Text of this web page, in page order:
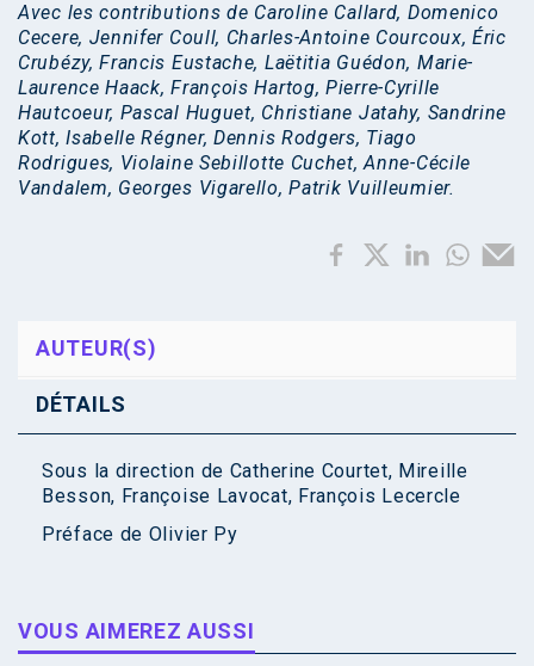
Avec les contributions de Caroline Callard, Domenico
Cecere, Jennifer Coull, Charles-Antoine Courcoux, Éric
Crubézy, Francis Eustache, Laëtitia Guédon, Marie-
Laurence Haack, François Hartog, Pierre-Cyrille
Hautcoeur, Pascal Huguet, Christiane Jatahy, Sandrine
Kott, Isabelle Régner, Dennis Rodgers, Tiago
Rodrigues, Violaine Sebillotte Cuchet, Anne-Cécile
Vandalem, Georges Vigarello, Patrik Vuilleumier.
AUTEUR(S)
DÉTAILS
Sous la direction de Catherine Courtet, Mireille
Besson, Françoise Lavocat, François Lecercle
Préface de Olivier Py
VOUS AIMEREZ AUSSI